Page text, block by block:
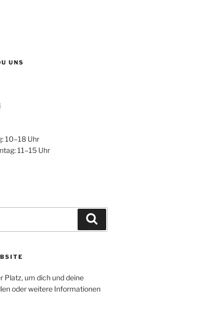
UNS
10–18 Uhr
11–15 Uhr
Platz, um dich und deine
oder weitere Informationen